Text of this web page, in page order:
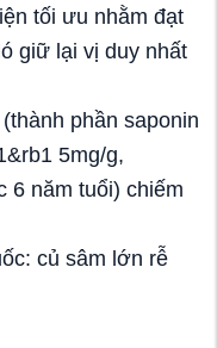
tối ưu nhằm đạt
giữ lại vị duy nhất
phần saponin
5mg/g,
6 năm tuổi) chiếm
củ sâm lớn rễ